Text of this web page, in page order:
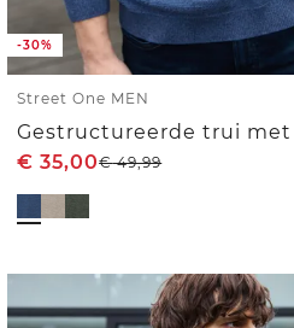
-30%
Street One MEN
€ 35,00€49,99